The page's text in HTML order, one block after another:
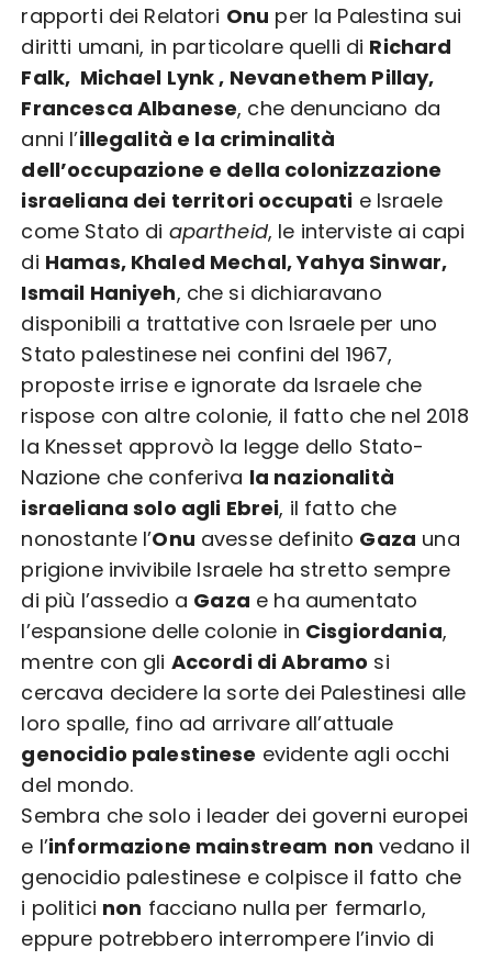
rapporti dei Relatori Onu per la Palestina sui
diritti umani, in particolare quelli di Richard
Falk, Michael Lynk , Nevanethem Pillay,
Francesca Albanese, che denunciano da
anni l’illegalità e la criminalità
dell’occupazione e della colonizzazione
israeliana dei territori occupati e Israele
come Stato di apartheid, le interviste ai capi
di Hamas, Khaled Mechal, Yahya Sinwar,
Ismail Haniyeh, che si dichiaravano
disponibili a trattative con Israele per uno
Stato palestinese nei confini del 1967,
proposte irrise e ignorate da Israele che
rispose con altre colonie, il fatto che nel 2018
la Knesset approvò la legge dello Stato-
Nazione che conferiva la nazionalità
israeliana solo agli Ebrei, il fatto che
nonostante l’Onu avesse definito Gaza una
prigione invivibile Israele ha stretto sempre
di più l’assedio a Gaza e ha aumentato
l’espansione delle colonie in Cisgiordania,
mentre con gli Accordi di Abramo si
cercava decidere la sorte dei Palestinesi alle
loro spalle, fino ad arrivare all’attuale
genocidio palestinese evidente agli occhi
del mondo.
Sembra che solo i leader dei governi europei
e l’informazione mainstream non vedano il
genocidio palestinese e colpisce il fatto che
i politici non facciano nulla per fermarlo,
eppure potrebbero interrompere l’invio di